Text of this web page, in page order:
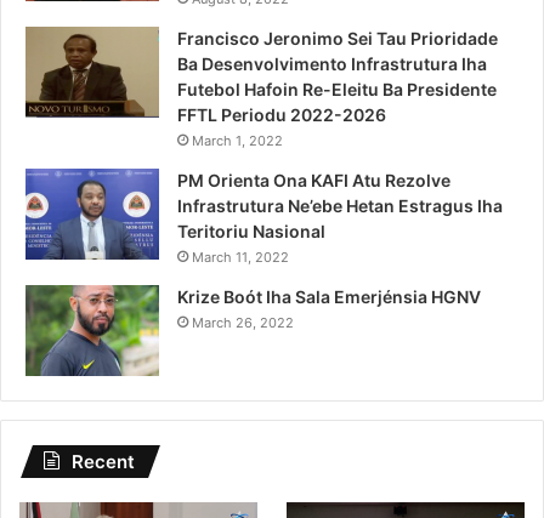
Francisco Jeronimo Sei Tau Prioridade
Ba Desenvolvimento Infrastrutura Iha
Futebol Hafoin Re-Eleitu Ba Presidente
FFTL Periodu 2022-2026
March 1, 2022
PM Orienta Ona KAFI Atu Rezolve
Infrastrutura Ne’ebe Hetan Estragus Iha
Teritoriu Nasional
March 11, 2022
Krize Boót Iha Sala Emerjénsia HGNV
March 26, 2022
Recent